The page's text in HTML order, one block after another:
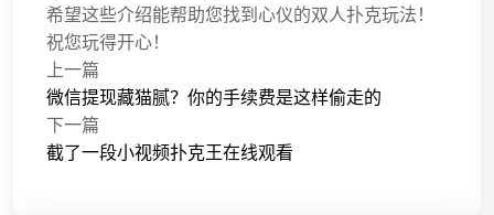
希望这些介绍能帮助您找到心仪的双人扑克玩法！
祝您玩得开心！
上一篇
微信提现藏猫腻？你的手续费是这样偷走的
下一篇
截了一段小视频扑克王在线观看